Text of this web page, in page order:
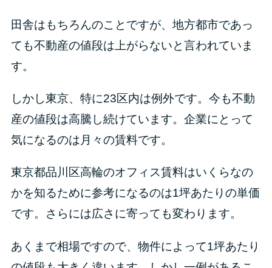
田舎はもちろんのことですが、地方都市であっ
ても不動産の値段は上がらないと言われていま
す。
しかし東京、特に23区内は例外です。今も不動
産の値段は高騰し続けています。企業にとって
気になるのは月々の賃料です。
東京都品川区高輪のオフィス賃料はいくらなの
かを知るために参考になるのは1坪あたりの単価
です。さらには広さに寄っても変わります。
あくまで相場ですので、物件によって1坪あたり